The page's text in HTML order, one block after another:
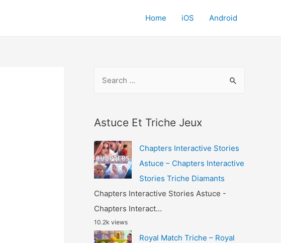
Home iOS Android
r
h
f
o
r
:
Astuce Et Triche Jeux
Chapters Interactive Stories
Astuce – Chapters Interactive
Stories Triche Diamants
Chapters Interactive Stories Astuce -
Chapters Interact...
10.2k views
Royal Match Triche – Royal